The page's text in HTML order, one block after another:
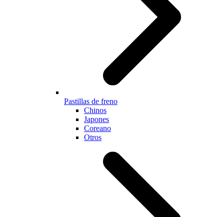
Pastillas de freno
Chinos
Japones
Coreano
Otros